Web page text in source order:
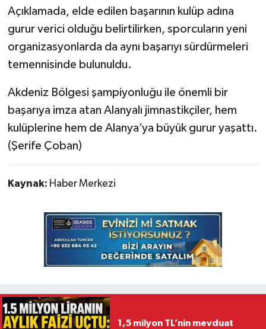
Açıklamada, elde edilen başarının kulüp adına
gurur verici olduğu belirtilirken, sporcuların yeni
organizasyonlarda da aynı başarıyı sürdürmeleri
temennisinde bulunuldu.
Akdeniz Bölgesi şampiyonluğu ile önemli bir
başarıya imza atan Alanyalı jimnastikçiler, hem
kulüplerine hem de Alanya’ya büyük gurur yaşattı.
(Şerife Çoban)
Kaynak: Haber Merkezi
1,5 milyon TL’nin mevduat